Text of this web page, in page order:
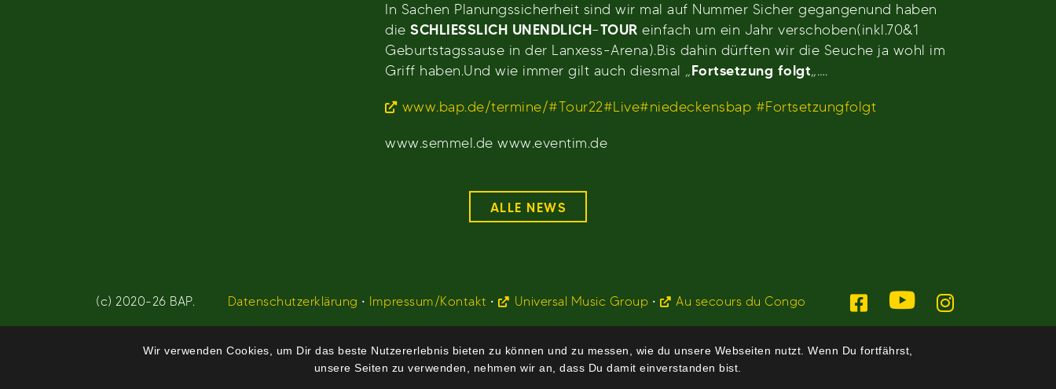
In Sachen Planungssicherheit sind wir mal auf Nummer Sicher gegangenund haben
die SCHLIESSLICH UNENDLICH–TOUR einfach um ein Jahr verschoben(inkl.70&1
Geburtstagssause in der Lanxess-Arena).Bis dahin dürften wir die Seuche ja wohl im
Griff haben.Und wie immer gilt auch diesmal „Fortsetzung folgt„….
www.bap.de/termine/#Tour22#Live#niedeckensbap #Fortsetzungfolgt
www.semmel.de www.eventim.de
ALLE NEWS
(c) 2020-26 BAP. Datenschutzerklärung • Impressum/Kontakt • Universal Music Group • Au secours du Congo
Wir verwenden Cookies, um Dir das beste Nutzererlebnis bieten zu können und zu messen, wie du unsere Webseiten nutzt. Wenn Du fortfährst,
unsere Seiten zu verwenden, nehmen wir an, dass Du damit einverstanden bist.